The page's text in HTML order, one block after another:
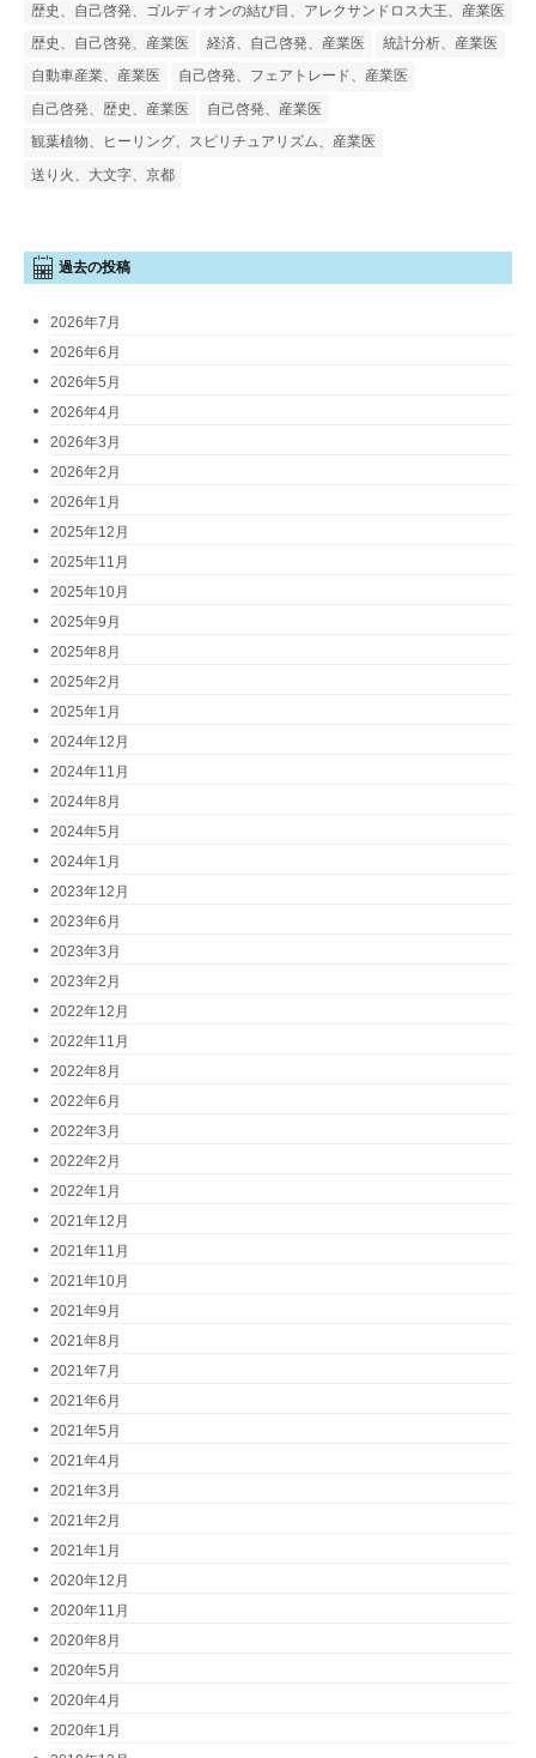
歴史、自己啓発、ゴルディオンの結び目、アレクサンドロス大王、産業医
歴史、自己啓発、産業医
経済、自己啓発、産業医
統計分析、産業医
自動車産業、産業医
自己啓発、フェアトレード、産業医
自己啓発、歴史、産業医
自己啓発、産業医
観葉植物、ヒーリング、スピリチュアリズム、産業医
送り火、大文字、京都
過去の投稿
2026年7月
2026年6月
2026年5月
2026年4月
2026年3月
2026年2月
2026年1月
2025年12月
2025年11月
2025年10月
2025年9月
2025年8月
2025年2月
2025年1月
2024年12月
2024年11月
2024年8月
2024年5月
2024年1月
2023年12月
2023年6月
2023年3月
2023年2月
2022年12月
2022年11月
2022年8月
2022年6月
2022年3月
2022年2月
2022年1月
2021年12月
2021年11月
2021年10月
2021年9月
2021年8月
2021年7月
2021年6月
2021年5月
2021年4月
2021年3月
2021年2月
2021年1月
2020年12月
2020年11月
2020年8月
2020年5月
2020年4月
2020年1月